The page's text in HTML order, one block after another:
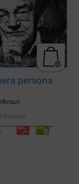
persona
IVA incluido